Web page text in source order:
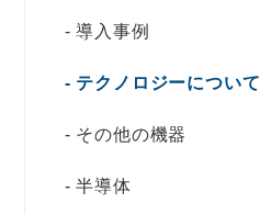
導入事例
テクノロジーについて
その他の機器
半導体